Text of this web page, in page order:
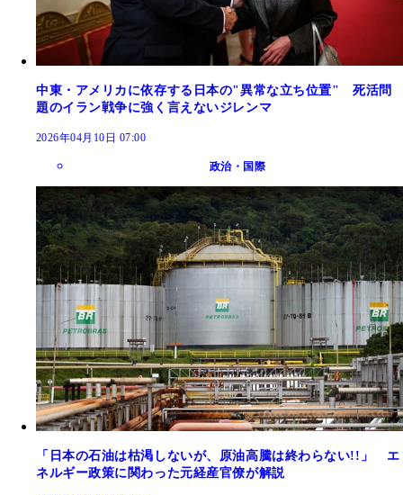
中東・アメリカに依存する日本の"異常な立ち位置" 死活問
題のイラン戦争に強く言えないジレンマ
2026年04月10日 07:00
政治・国際
「日本の石油は枯渇しないが、原油高騰は終わらない!!」 エ
ネルギー政策に関わった元経産官僚が解説